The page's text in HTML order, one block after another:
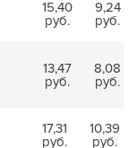
15,40
руб.
9,24
руб.
13,47
руб.
8,08
руб.
17,31
руб.
10,39
руб.